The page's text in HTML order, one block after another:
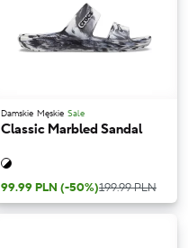
Damskie Męskie Sale
Classic Marbled Sandal
99.99 PLN (-50%)199.99 PLN